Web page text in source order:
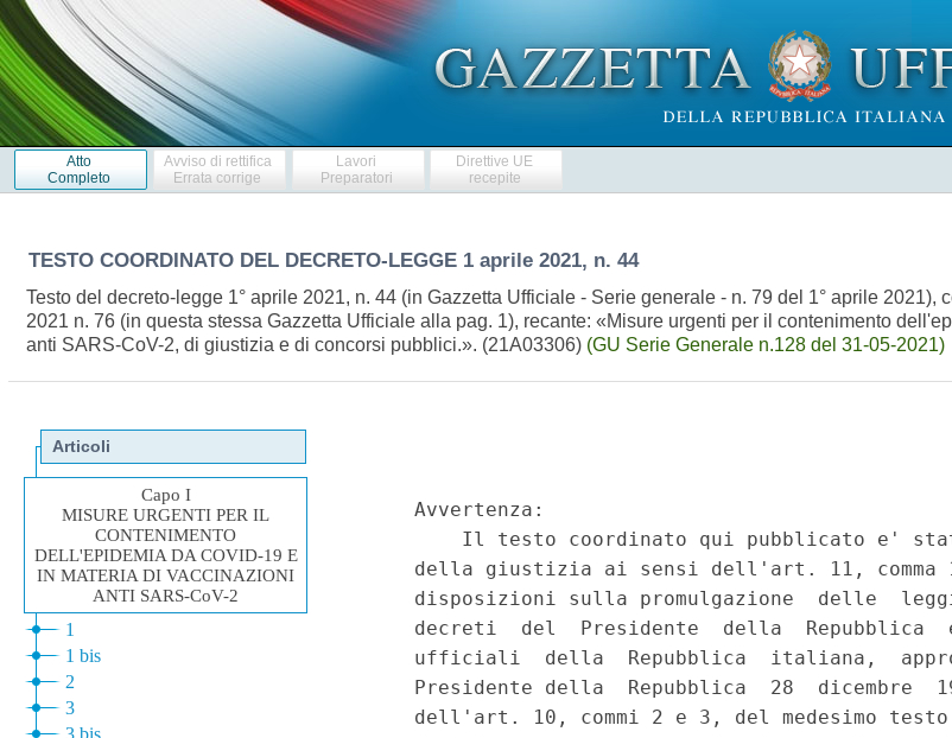
Atto
Completo
Avviso di rettifica
Errata corrige
Lavori
Preparatori
Direttive UE
recepite
TESTO COORDINATO DEL DECRETO-LEGGE 1 aprile 2021, n. 44
Testo del decreto-legge 1° aprile 2021, n. 44 (in Gazzetta Ufficiale - Serie generale - n. 79 del 1° aprile
2021 n. 76 (in questa stessa Gazzetta Ufficiale alla pag. 1), recante: «Misure urgenti per il contenimento
anti SARS-CoV-2, di giustizia e di concorsi pubblici.». (21A03306) (GU Serie Generale n.128 del 31-05-2021)